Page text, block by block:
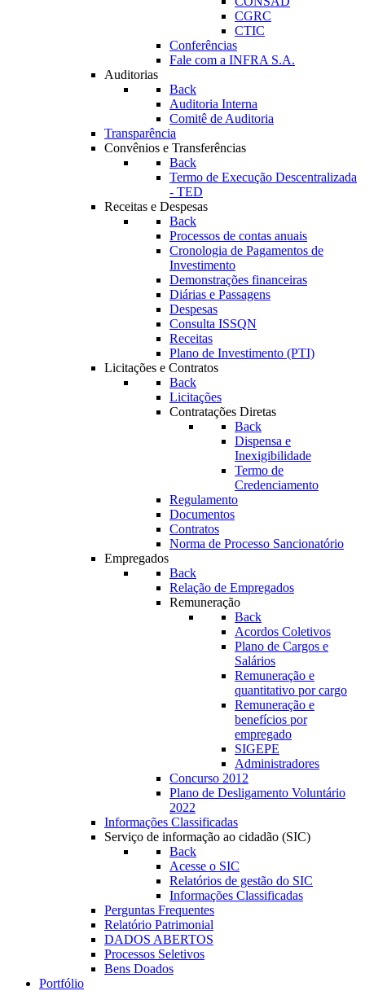
CGRC
CTIC
Conferências
Fale com a INFRA S.A.
Auditorias
Back
Auditoria Interna
Comitê de Auditoria
Transparência
Convênios e Transferências
Back
Termo de Execução Descentralizada
- TED
Receitas e Despesas
Back
Processos de contas anuais
Cronologia de Pagamentos de
Investimento
Demonstrações financeiras
Diárias e Passagens
Despesas
Consulta ISSQN
Receitas
Plano de Investimento (PTI)
Licitações e Contratos
Back
Licitações
Contratações Diretas
Back
Dispensa e
Inexigibilidade
Termo de
Credenciamento
Regulamento
Documentos
Contratos
Norma de Processo Sancionatório
Empregados
Back
Relação de Empregados
Remuneração
Back
Acordos Coletivos
Plano de Cargos e
Salários
Remuneração e
quantitativo por cargo
Remuneração e
benefícios por
empregado
SIGEPE
Administradores
Concurso 2012
Plano de Desligamento Voluntário
2022
Informações Classificadas
Serviço de informação ao cidadão (SIC)
Back
Acesse o SIC
Relatórios de gestão do SIC
Informações Classificadas
Perguntas Frequentes
Relatório Patrimonial
DADOS ABERTOS
Processos Seletivos
Bens Doados
Portfólio